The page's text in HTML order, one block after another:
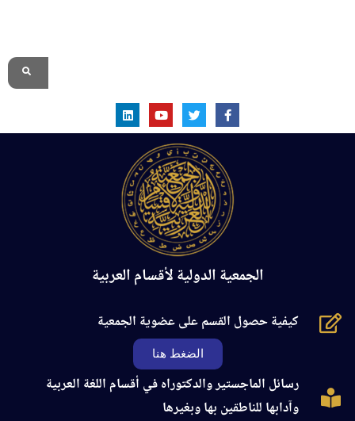
الجمعية الدولية لأقسام العربية
كيفية حصول القسم على عضوية الجمعية
الضغط هنا
رسائل الماجستير والدكتوراه في أقسام اللغة العربية
وآدابها للناطقين بها وبغيرها